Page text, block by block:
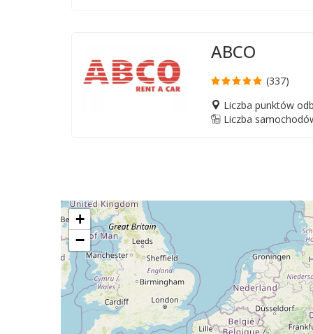
ABCO
(337)
Liczba punktów
Liczba
+
−